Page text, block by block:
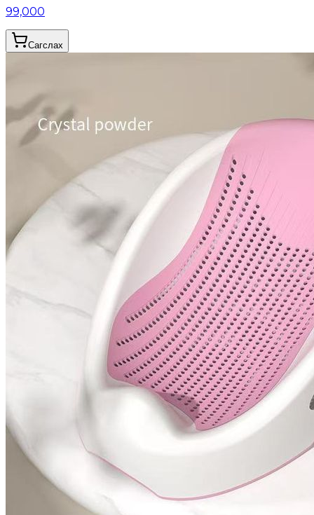
99,000
Сагслах